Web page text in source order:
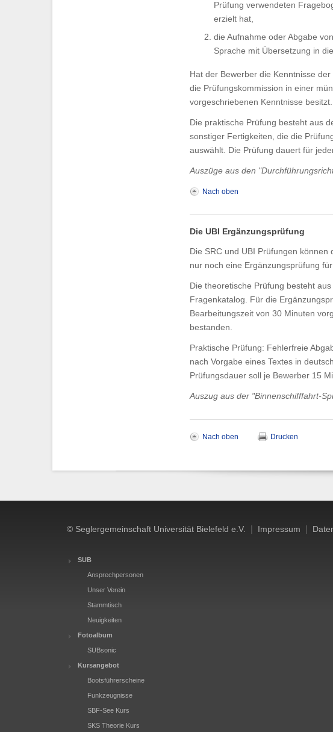
Prüfung verwendeten
erzielt hat,
die Aufnahme oder Abgabe
Sprache mit Übersetzung in
Hat der Bewerber die Kenntnisse
die Prüfungskommission in einer
vorgeschriebenen Kenntnisse besitzt.
Die praktische Prüfung besteht aus
sonstiger Fertigkeiten, die die
auswählt. Die Prüfung dauert für
Auszüge aus den
Nach oben
Die UBI Ergänzungsprüfung
Die SRC und UBI Prüfungen
nur noch eine Ergänzungsprüfung
Die theoretische Prüfung besteht
Fragenkatalog. Für die
Bearbeitungszeit von 30 Minuten
bestanden.
Praktische Prüfung: Fehlerfreie
nach Vorgabe eines Textes in
Prüfungsdauer soll je Bewerber 15
Auszug aus der "Binnenschifffahrt-
Nach oben Drucken
© Seglergemeinschaft Universität Bielefeld e.V. | Impressum |
SUB
Ansprechpersonen
Unser Verein
Stammtisch
Neuigkeiten
Fotoalbum
SUBsonic
Kursangebot
Bootsführerscheine
Funkzeugnisse
SBF-See Kurs
SKS Theorie Kurs